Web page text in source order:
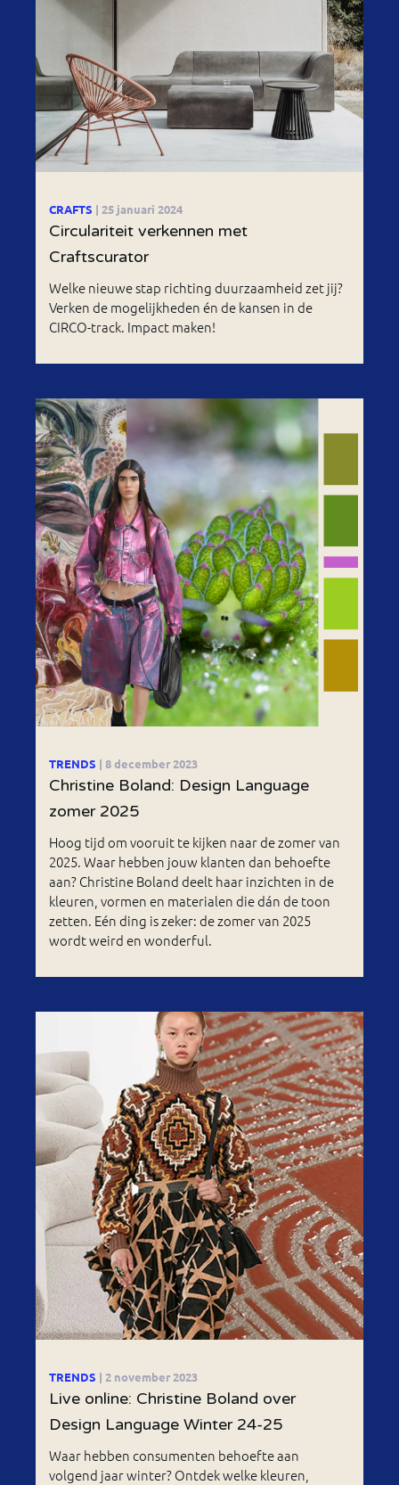
CRAFTS | 25 januari 2024
Circulariteit verkennen met
Craftscurator
Welke nieuwe stap richting duurzaamheid zet jij?
Verken de mogelijkheden én de kansen in de
CIRCO-track. Impact maken!
TRENDS | 8 december 2023
Christine Boland: Design Language
zomer 2025
Hoog tijd om vooruit te kijken naar de zomer van
2025. Waar hebben jouw klanten dan behoefte
aan? Christine Boland deelt haar inzichten in de
kleuren, vormen en materialen die dán de toon
zetten. Eén ding is zeker: de zomer van 2025
wordt weird en wonderful.
TRENDS | 2 november 2023
Live online: Christine Boland over
Design Language Winter 24-25
Waar hebben consumenten behoefte aan
volgend jaar winter? Ontdek welke kleuren,